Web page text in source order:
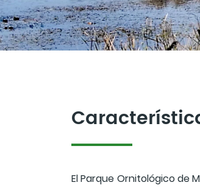
El Parque Ornitológico de